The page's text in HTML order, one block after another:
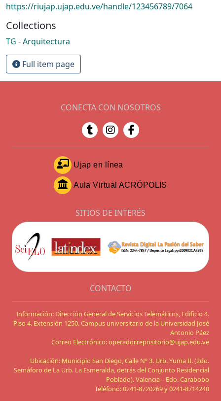
https://riujap.ujap.edu.ve/handle/123456789/7064
Collections
TG - Arquitectura
Full item page
CONECTA CON NOSOTROS
Ujap en línea
Aula Virtual ACRÓPOLIS
SITIOS DE INTERÉS
CONTACTO
Información: Dirección General de Servicios Telemáticos, Edificio 4.
Piso 4. Extensión 1250. Campus universitario de la Universidad José
Antonio Páez
Correo Electrónico: operador.repositorio@ujap.edu.ve
Ubicación: Municipio San Diego, Calle Nº 3. Urb. Yuma II. (2do.
Semáforo de La Urb. La Esmeralda, detrás del Conjunto Residencial
Poblado). Valencia – Edo. Carabobo
Teléfono: 0241-8720269 y 0241-8714240